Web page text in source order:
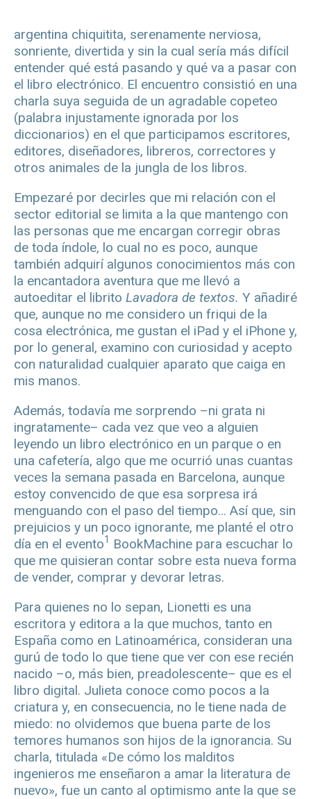
argentina chiquitita, serenamente nerviosa,
sonriente, divertida y sin la cual sería más difícil
entender qué está pasando y qué va a pasar con
el libro electrónico. El encuentro consistió en una
charla suya seguida de un agradable copeteo
(palabra injustamente ignorada por los
diccionarios) en el que participamos escritores,
editores, diseñadores, libreros, correctores y
otros animales de la jungla de los libros.
Empezaré por decirles que mi relación con el
sector editorial se limita a la que mantengo con
las personas que me encargan corregir obras
de toda índole, lo cual no es poco, aunque
también adquirí algunos conocimientos más con
la encantadora aventura que me llevó a
autoeditar el librito Lavadora de textos. Y añadiré
que, aunque no me considero un friqui de la
cosa electrónica, me gustan el iPad y el iPhone y,
por lo general, examino con curiosidad y acepto
con naturalidad cualquier aparato que caiga en
mis manos.
Además, todavía me sorprendo –ni grata ni
ingratamente– cada vez que veo a alguien
leyendo un libro electrónico en un parque o en
una cafetería, algo que me ocurrió unas cuantas
veces la semana pasada en Barcelona, aunque
estoy convencido de que esa sorpresa irá
menguando con el paso del tiempo… Así que, sin
prejuicios y un poco ignorante, me planté el otro
día en el evento1
BookMachine para escuchar lo
que me quisieran contar sobre esta nueva forma
de vender, comprar y devorar letras.
Para quienes no lo sepan, Lionetti es una
escritora y editora a la que muchos, tanto en
España como en Latinoamérica, consideran una
gurú de todo lo que tiene que ver con ese recién
nacido –o, más bien, preadolescente– que es el
libro digital. Julieta conoce como pocos a la
criatura y, en consecuencia, no le tiene nada de
miedo: no olvidemos que buena parte de los
temores humanos son hijos de la ignorancia. Su
charla, titulada «De cómo los malditos
ingenieros me enseñaron a amar la literatura de
nuevo», fue un canto al optimismo ante la que se